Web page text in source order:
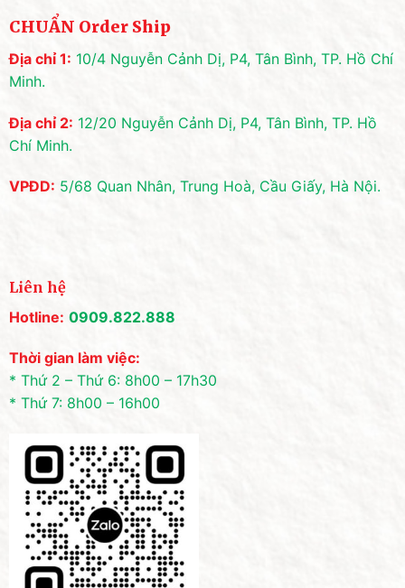
CHUẨN Order Ship
Địa chỉ 1: 10/4 Nguyễn Cảnh Dị, P4, Tân Bình, TP. Hồ Chí
Minh.
Địa chỉ 2: 12/20 Nguyễn Cảnh Dị, P4, Tân Bình, TP. Hồ
Chí Minh.
VPĐD: 5/68 Quan Nhân, Trung Hoà, Cầu Giấy, Hà Nội.
Liên hệ
Hotline: 0909.822.888
Thời gian làm việc:
* Thứ 2 – Thứ 6: 8h00 – 17h30
* Thứ 7: 8h00 – 16h00